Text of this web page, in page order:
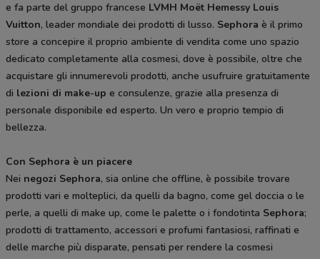
e fa parte del gruppo francese LVMH Moët Hemessy Louis
Vuitton, leader mondiale dei prodotti di lusso. Sephora è il primo
store a concepire il proprio ambiente di vendita come uno spazio
dedicato completamente alla cosmesi, dove è possibile, oltre che
acquistare gli innumerevoli prodotti, anche usufruire gratuitamente
di lezioni di make-up e consulenze, grazie alla presenza di
personale disponibile ed esperto. Un vero e proprio tempio di
bellezza.
Con Sephora è un piacere
Nei negozi Sephora, sia online che offline, è possibile trovare
prodotti vari e molteplici, da quelli da bagno, come gel doccia o le
perle, a quelli di make up, come le palette o i fondotinta Sephora;
prodotti di trattamento, accessori e profumi fantasiosi, raffinati e
delle marche più disparate, pensati per rendere la cosmesi